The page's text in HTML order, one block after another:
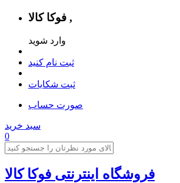
فوکا کالا ,
وارد شوید
ثبت نام کنید
ثبت شکایات
صورت حساب
سبد خرید
0
فروشگاه اینترنتی فوکا کالا